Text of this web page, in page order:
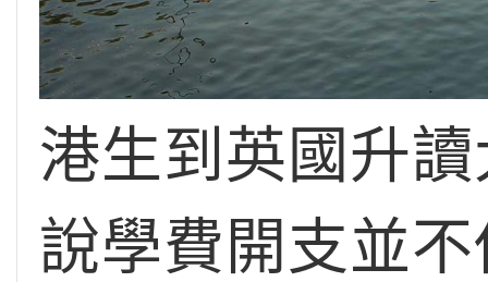
港生到英國升
說學費開支並